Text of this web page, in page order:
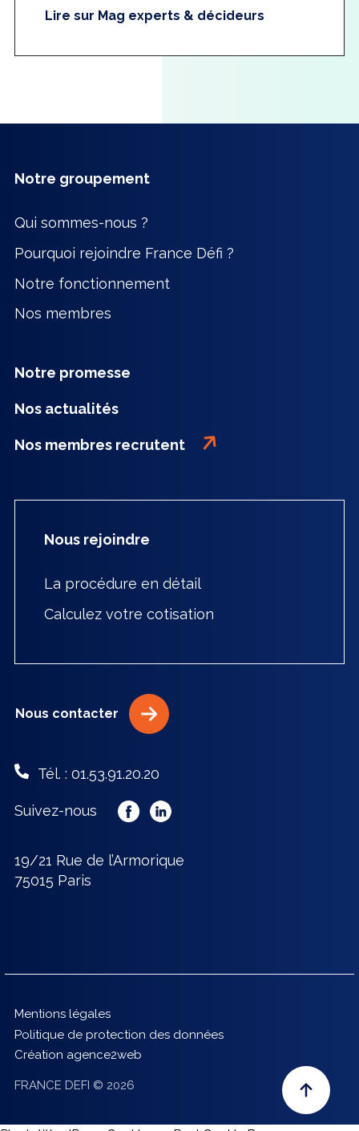
Lire sur Mag experts & décideurs
Notre groupement
Qui sommes-nous ?
Pourquoi rejoindre France Défi ?
Notre fonctionnement
Nos membres
Notre promesse
Nos actualités
Nos membres recrutent
Nous rejoindre
La procédure en détail
Calculez votre cotisation
Nous contacter
Tél. : 01.53.91.20.20
Suivez-nous
19/21 Rue de l’Armorique
75015 Paris
Mentions légales
Politique de protection des données
Création agence2web
FRANCE DEFI © 2026